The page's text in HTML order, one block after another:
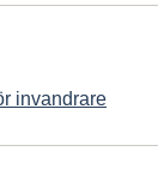
invandrare